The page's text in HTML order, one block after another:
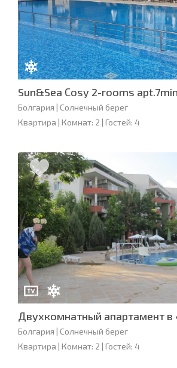
Sun&Sea Сosy 2-rooms
Болгария | Солнечный берег
Квартира | Комнат: 2 | Гостей: 4
Двухкомнатный апартамент в
Болгария | Солнечный берег
Квартира | Комнат: 2 | Гостей: 4